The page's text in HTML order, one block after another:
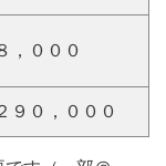
，０００
９０，０００